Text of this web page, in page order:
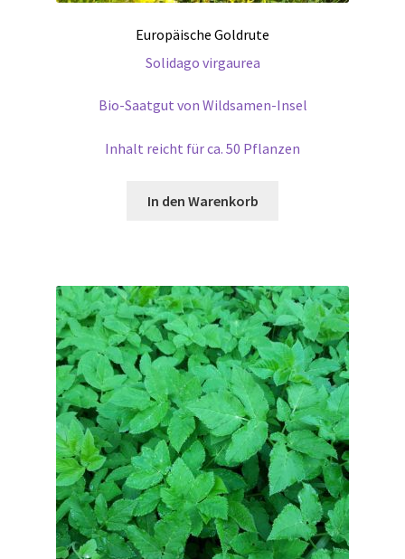
Europäische Goldrute
Solidago virgaurea
Bio-Saatgut von Wildsamen-Insel
Inhalt reicht für ca. 50 Pflanzen
In den Warenkorb